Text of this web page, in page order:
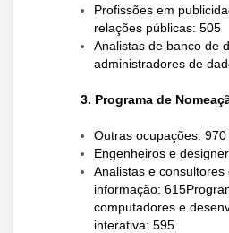
Profissões em
relações públicas: 505
Analistas de banco de
administradores de
3. Programa de
Outras ocupações: 970
Engenheiros e
Analistas e consultores
informação: 615
computadores e
interativa: 595